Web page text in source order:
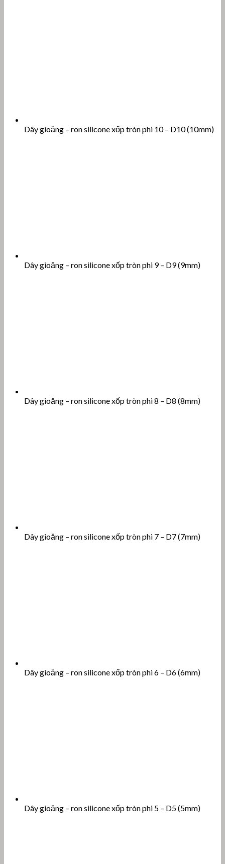
Dây gioăng – ron silicone xốp tròn phi 10 – D10 (10mm)
Dây gioăng – ron silicone xốp tròn phi 9 – D9 (9mm)
Dây gioăng – ron silicone xốp tròn phi 8 – D8 (8mm)
Dây gioăng – ron silicone xốp tròn phi 7 – D7 (7mm)
Dây gioăng – ron silicone xốp tròn phi 6 – D6 (6mm)
Dây gioăng – ron silicone xốp tròn phi 5 – D5 (5mm)